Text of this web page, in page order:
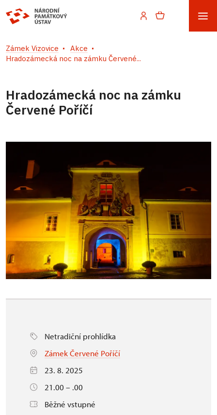
Zámek Vizovice
Akce
Hradozámecká noc na zámku Červené...
Hradozámecká noc na zámku
Červené Poříčí
Netradiční prohlídka
Zámek Červené Poříčí
23. 8. 2025
21.00 – .00
Běžné vstupné